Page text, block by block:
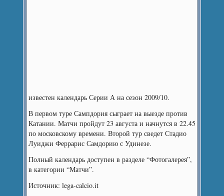
известен календарь Серии А на сезон 2009/10.
В первом туре Сампдория сыграет на выезде против
Катании. Матчи пройдут 23 августа и начнутся в 22.45
по московскому времени. Второй тур сведет Стадио
Луиджи Феррарис Самдорию с Удинезе.
Полный календарь доступен в разделе “Фотогалерея”,
в категории “Матчи”.
Источник: lega-calcio.it